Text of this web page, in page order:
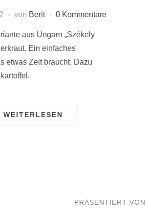
von Berit 0 Kommentare
aus Ungarn „Székely
Ein einfaches
etwas Zeit braucht. Dazu
WEITERLESEN
PRÄSENTIERT VON